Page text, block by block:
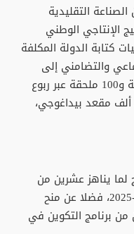
التقليدية
الإنتاجي الوطني
كتابة الدولة المكلفة
والتضامني إلى
توفر شبكة تضم 67 مؤسسة تكوينية و100 ملحقة عبر ربوع
المملكة بطاقة استيعابية تفوق 35 ألف مقعد بيداغوجي،
لما يناهز عشرين من
خريجي المعهد برسم الموسم 2024-2025، فضلا عن منح
برنامج التكوين في